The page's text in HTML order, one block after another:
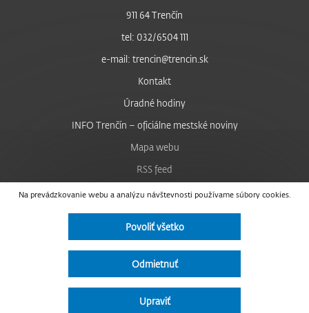
Na prevádzkovanie webu a analýzu návštevnosti používame súbory cookies.
Povoliť všetko
Odmietnuť
Upraviť
911 64 Trenčín
tel: 032/6504 111
e-mail: trencin@trencin.sk
Kontakt
Úradné hodiny
INFO Trenčín – oficiálne mestské noviny
Mapa webu
RSS feed
Nastavenie cookies
Facebook
Instagram
Vyhlásenie o prístupnosti